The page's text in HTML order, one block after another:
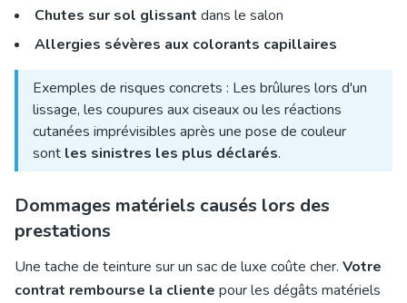
Chutes sur sol glissant dans le salon
Allergies sévères aux colorants capillaires
Exemples de risques concrets : Les brûlures lors d'un
lissage, les coupures aux ciseaux ou les réactions
cutanées imprévisibles après une pose de couleur
sont les sinistres les plus déclarés.
Dommages matériels causés lors des
prestations
Une tache de teinture sur un sac de luxe coûte cher. Votre
contrat rembourse la cliente pour les dégâts matériels